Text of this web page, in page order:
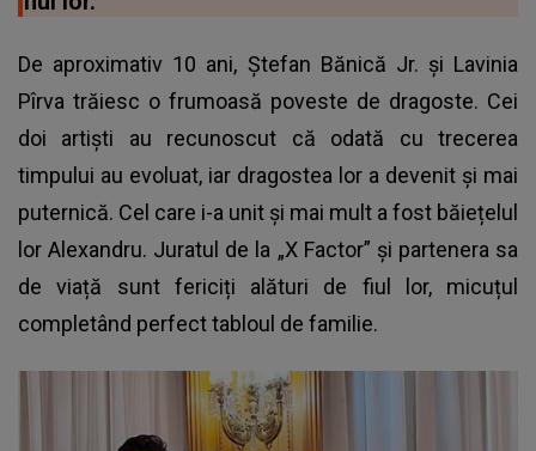
De aproximativ 10 ani, Ștefan Bănică Jr. și Lavinia
Pîrva trăiesc o frumoasă poveste de dragoste. Cei
doi artiști au recunoscut că odată cu trecerea
timpului au evoluat, iar dragostea lor a devenit și mai
puternică. Cel care i-a unit și mai mult a fost băiețelul
lor Alexandru. Juratul de la „X Factor” și partenera sa
de viață sunt fericiți alături de fiul lor, micuțul
completând perfect tabloul de familie.